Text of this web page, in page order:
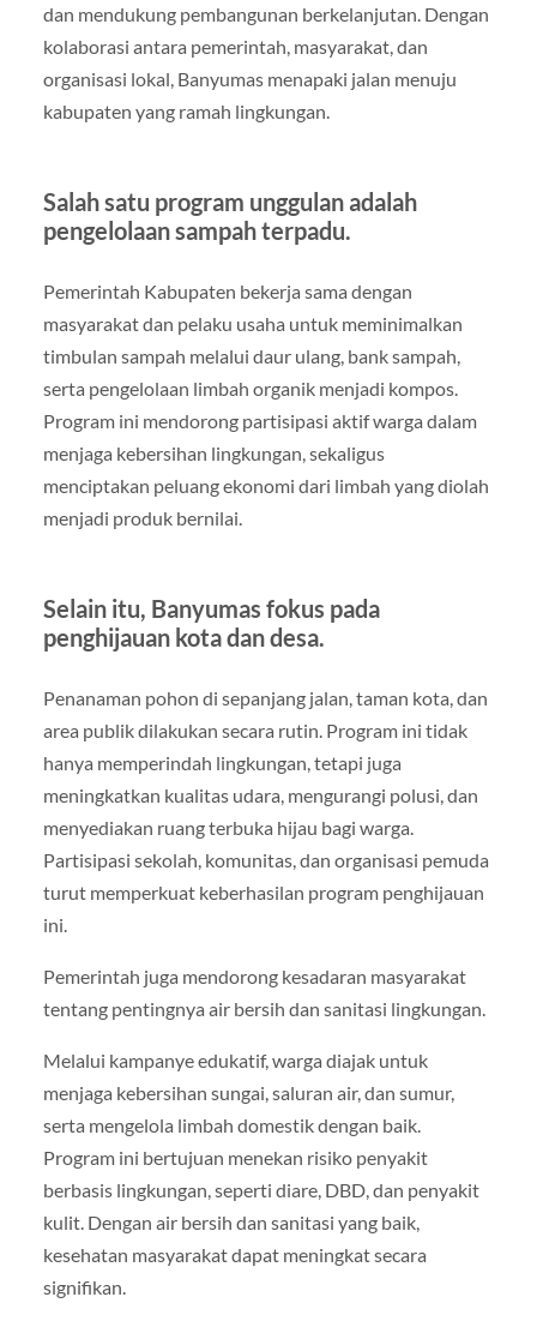
dan mendukung pembangunan berkelanjutan. Dengan
kolaborasi antara pemerintah, masyarakat, dan
organisasi lokal, Banyumas menapaki jalan menuju
kabupaten yang ramah lingkungan.
Salah satu program unggulan adalah
pengelolaan sampah terpadu.
Pemerintah Kabupaten bekerja sama dengan
masyarakat dan pelaku usaha untuk meminimalkan
timbulan sampah melalui daur ulang, bank sampah,
serta pengelolaan limbah organik menjadi kompos.
Program ini mendorong partisipasi aktif warga dalam
menjaga kebersihan lingkungan, sekaligus
menciptakan peluang ekonomi dari limbah yang diolah
menjadi produk bernilai.
Selain itu, Banyumas fokus pada
penghijauan kota dan desa.
Penanaman pohon di sepanjang jalan, taman kota, dan
area publik dilakukan secara rutin. Program ini tidak
hanya memperindah lingkungan, tetapi juga
meningkatkan kualitas udara, mengurangi polusi, dan
menyediakan ruang terbuka hijau bagi warga.
Partisipasi sekolah, komunitas, dan organisasi pemuda
turut memperkuat keberhasilan program penghijauan
ini.
Pemerintah juga mendorong kesadaran masyarakat
tentang pentingnya air bersih dan sanitasi lingkungan.
Melalui kampanye edukatif, warga diajak untuk
menjaga kebersihan sungai, saluran air, dan sumur,
serta mengelola limbah domestik dengan baik.
Program ini bertujuan menekan risiko penyakit
berbasis lingkungan, seperti diare, DBD, dan penyakit
kulit. Dengan air bersih dan sanitasi yang baik,
kesehatan masyarakat dapat meningkat secara
signifikan.